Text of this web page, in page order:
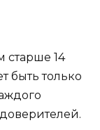
старше 14
быть только